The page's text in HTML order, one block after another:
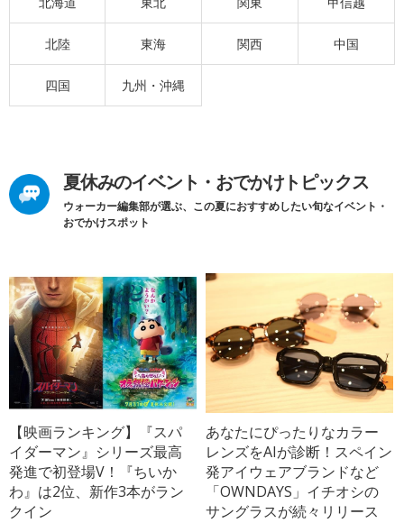
北陸 東海 関西 中国
四国 九州・沖縄
夏休みのイベント・おでかけトピックス
ウォーカー編集部が選ぶ、この夏におすすめしたい旬なイベント・
おでかけスポット
【映画ランキング】『スパ
イダーマン』シリーズ最高
発進で初登場V！『ちいか
わ』は2位、新作3本がラン
クイン
あなたにぴったりなカラー
レンズをAIが診断！スペイン
発アイウェアブランドなど
「OWNDAYS」イチオシの
サングラスが続々リリース